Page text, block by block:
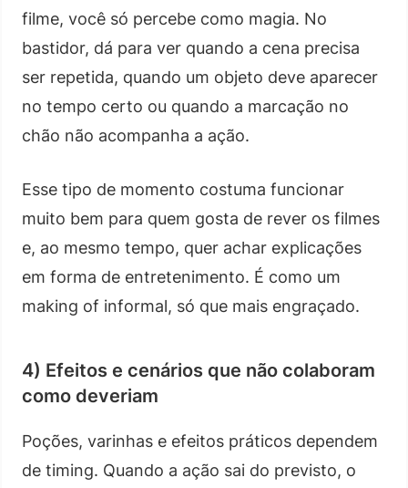
filme, você só percebe como magia. No
bastidor, dá para ver quando a cena precisa
ser repetida, quando um objeto deve aparecer
no tempo certo ou quando a marcação no
chão não acompanha a ação.
Esse tipo de momento costuma funcionar
muito bem para quem gosta de rever os filmes
e, ao mesmo tempo, quer achar explicações
em forma de entretenimento. É como um
making of informal, só que mais engraçado.
4) Efeitos e cenários que não colaboram
como deveriam
Poções, varinhas e efeitos práticos dependem
de timing. Quando a ação sai do previsto, o